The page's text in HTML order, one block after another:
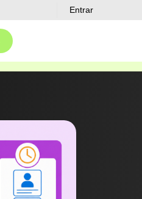
Entrar